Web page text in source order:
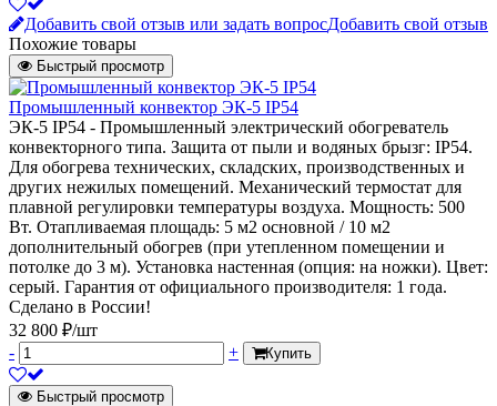
Добавить свой отзыв или задать вопросДобавить свой отзыв
Похожие товары
Быстрый просмотр
Промышленный конвектор ЭК-5 IP54
ЭК-5 IP54 - Промышленный электрический обогреватель
конвекторного типа. Защита от пыли и водяных брызг: IP54.
Для обогрева технических, складских, производственных и
других нежилых помещений. Механический термостат для
плавной регулировки температуры воздуха. Мощность: 500
Вт. Отапливаемая площадь: 5 м2 основной / 10 м2
дополнительный обогрев (при утепленном помещении и
потолке до 3 м). Установка настенная (опция: на ножки). Цвет:
серый. Гарантия от официального производителя: 1 года.
Сделано в России!
32 800 ₽/шт
-
+ Купить
Быстрый просмотр